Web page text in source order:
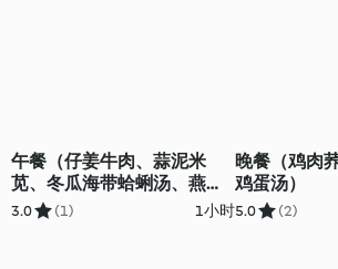
午餐（仔姜牛肉、蒜泥米
苋、冬瓜海带蛤蜊汤、燕麦
芡实饭）
3.0 (1) 1小时
晚餐（鸡肉
鸡蛋汤）
5.0 (2)